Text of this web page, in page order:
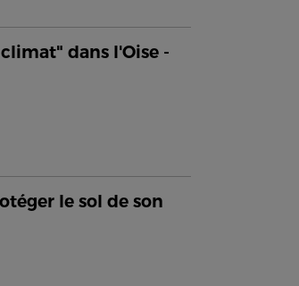
dans l'Oise -
le sol de son